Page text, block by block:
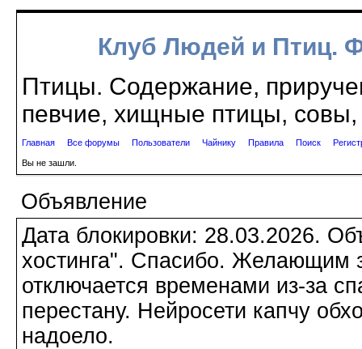
Клуб Людей и Птиц.
Птицы. Содержание,
певчие, хищные птицы, совы,
Главная Все форумы Пользователи Чайнику Правила Поиск
Вы не зашли.
Объявление
Дата блокировки: 28.03.2026.
хостинга". Спасибо. Желающим
отключается временами из-за
перестану. Нейросети капчу
надоело.